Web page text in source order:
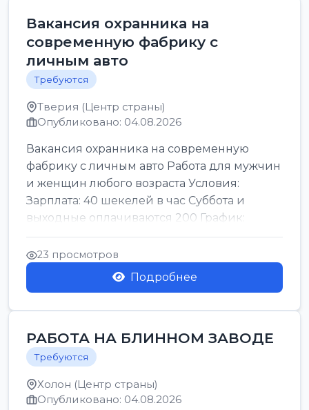
Вакансия охранника на
современную фабрику с
личным авто
Требуются
Тверия (Центр страны)
Опубликовано: 04.08.2026
Вакансия охранника на современную
фабрику с личным авто Работа для мужчин
и женщин любого возраста Условия:
Зарплата: 40 шекелей в час Суббота и
выходные оплачиваются 200 График:
смены утро день ночь ...
23 просмотров
Подробнее
РАБОТА НА БЛИННОМ ЗАВОДЕ
Требуются
Холон (Центр страны)
Опубликовано: 04.08.2026